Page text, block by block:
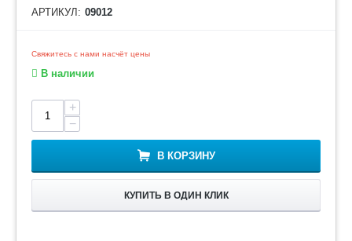
АРТИКУЛ: 09012
Свяжитесь с нами насчёт цены
В наличии
+
−
В КОРЗИНУ
КУПИТЬ В ОДИН КЛИК